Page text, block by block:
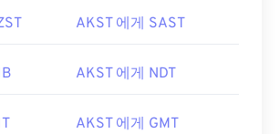
AKST 에게 SAST
AKST 에게 NDT
AKST 에게 GMT